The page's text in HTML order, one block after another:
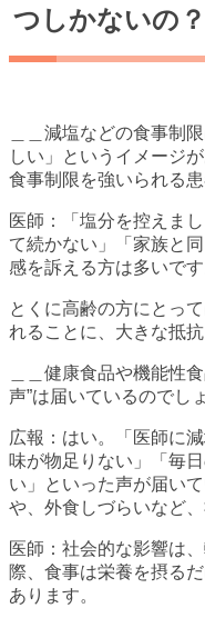
つしかないの？
＿＿減塩などの食事制
しい」というイメージ
食事制限を強いられる
医師：「塩分を控えま
て続かない」「家族と
感を訴える方は多いです
とくに高齢の方にとっ
れることに、大きな抵
＿＿健康食品や機能性
声”は届いているのでし
広報：はい。「医師に
味が物足りない」「毎
い」といった声が届い
や、外食しづらいなど
医師：社会的な影響は
際、食事は栄養を摂る
あります。